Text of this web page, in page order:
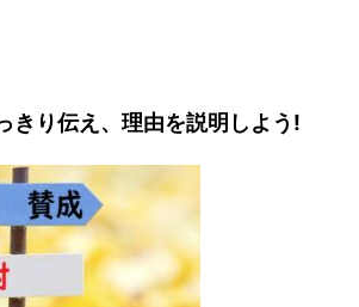
きり伝え、理由を説明しよう!